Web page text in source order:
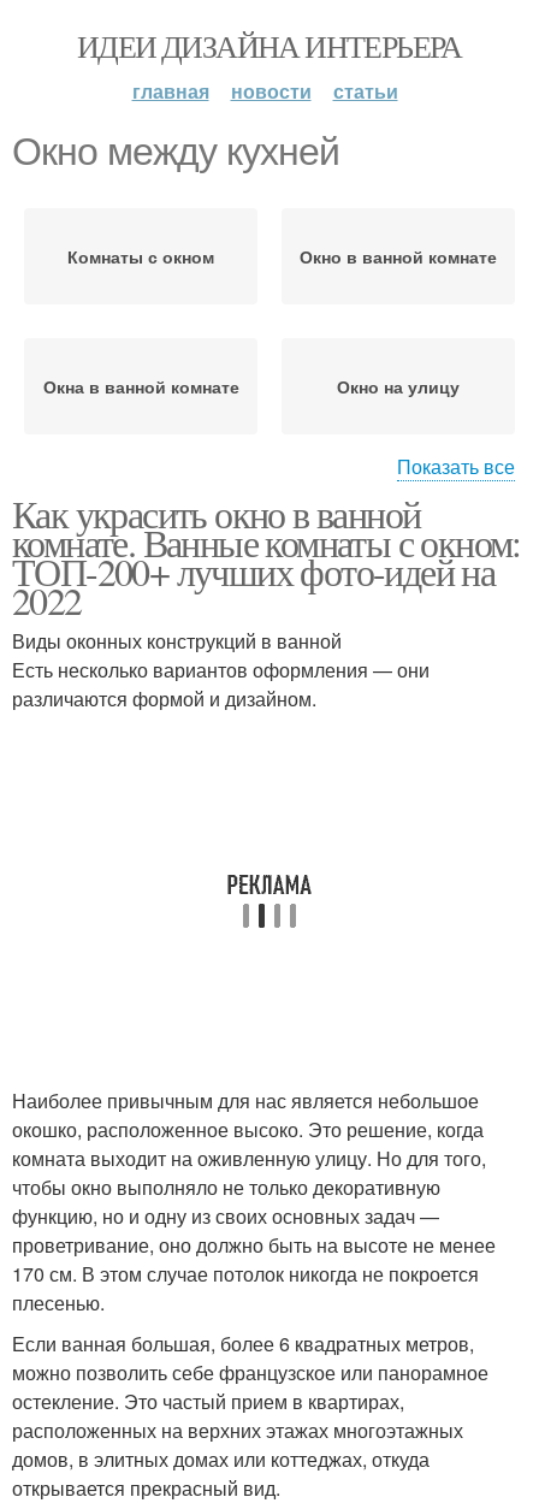
ИДЕИ ДИЗАЙНА ИНТЕРЬЕРА
главная новости статьи
Окно между кухней
Комнаты с окном Окно в ванной комнате
Окна в ванной комнате Окно на улицу
Арочное окно Окошки между кухней
Показать все
Как украсить окно в ванной
комнате. Ванные комнаты с окном:
ТОП-200+ лучших фото-идей на
2022
Виды оконных конструкций в ванной
Есть несколько вариантов оформления — они
различаются формой и дизайном.
Наиболее привычным для нас является небольшое
окошко, расположенное высоко. Это решение, когда
комната выходит на оживленную улицу. Но для того,
чтобы окно выполняло не только декоративную
функцию, но и одну из своих основных задач —
проветривание, оно должно быть на высоте не менее
170 см. В этом случае потолок никогда не покроется
плесенью.
Если ванная большая, более 6 квадратных метров,
можно позволить себе французское или панорамное
остекление. Это частый прием в квартирах,
расположенных на верхних этажах многоэтажных
домов, в элитных домах или коттеджах, откуда
открывается прекрасный вид.